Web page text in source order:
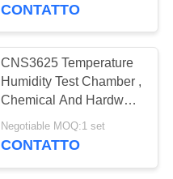
CONTATTO
CNS3625 Temperature
Humidity Test Chamber ,
Chemical And Hardware
Environmental
Simulation Chamber
Negotiable MOQ:1 set
CONTATTO